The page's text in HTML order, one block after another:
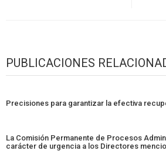
PUBLICACIONES
Precisiones para garantizar la efectiva
La Comisión Permanente de Procesos
carácter de urgencia a los Directores